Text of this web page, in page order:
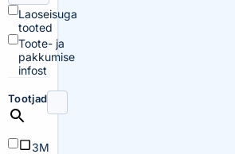
Laoseisuga
tooted
Toote- ja
pakkumise
infost
Tootjad
3M